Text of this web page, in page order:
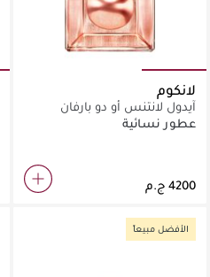
لانكوم
آيدول لانتنس أو دو بارفان
عطور نسائية
الأفضل مبيعاً